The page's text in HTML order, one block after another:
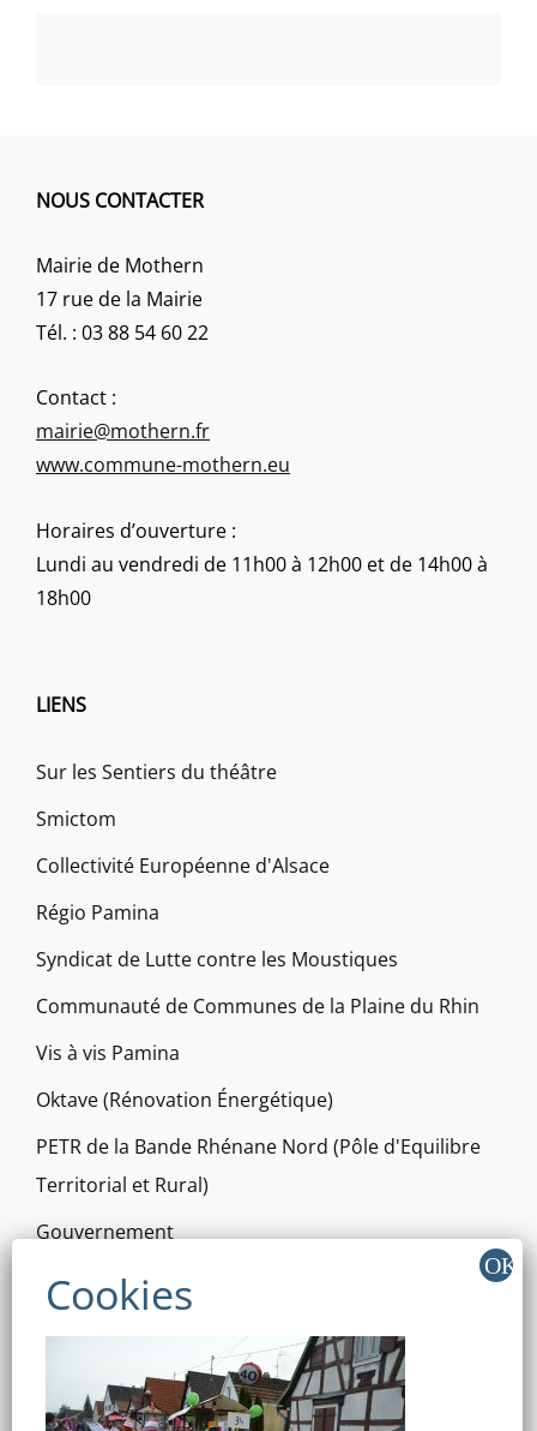
NOUS CONTACTER
Mairie de Mothern
17 rue de la Mairie
Tél. : 03 88 54 60 22
Contact :
mairie@mothern.fr
www.commune-mothern.eu
Horaires d’ouverture :
Lundi au vendredi de 11h00 à 12h00 et de 14h00 à
18h00
LIENS
Sur les Sentiers du théâtre
Smictom
Collectivité Européenne d'Alsace
Régio Pamina
Syndicat de Lutte contre les Moustiques
Communauté de Communes de la Plaine du Rhin
Vis à vis Pamina
Oktave (Rénovation Énergétique)
PETR de la Bande Rhénane Nord (Pôle d'Equilibre
Territorial et Rural)
Gouvernement
Service Public